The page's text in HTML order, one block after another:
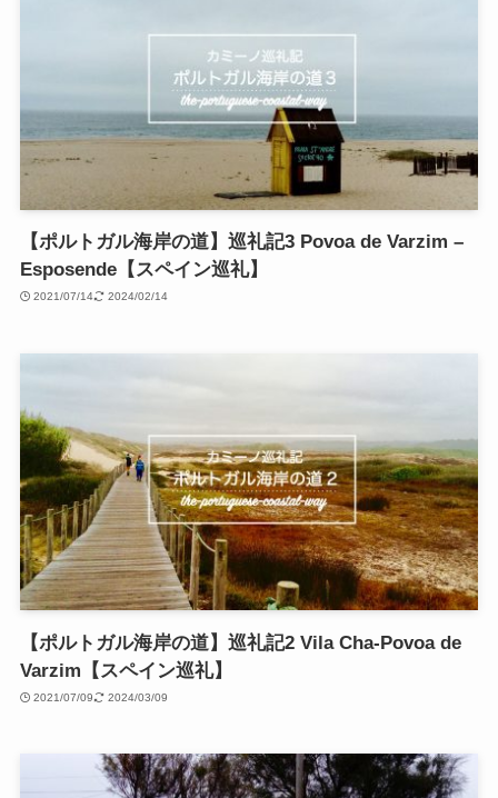
【ポルトガル海岸の道】巡礼記3 Povoa de Varzim –
Esposende【スペイン巡礼】
2021/07/14 2024/02/14
【ポルトガル海岸の道】巡礼記2 Vila Cha-Povoa de
Varzim【スペイン巡礼】
2021/07/09 2024/03/09